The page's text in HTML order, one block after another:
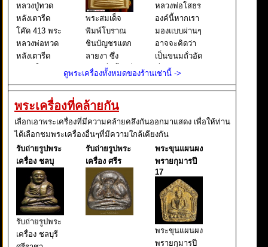
หลวงปู่ทวด
หลังเตารีด
โค๊ด 413 พระ
หลวงพ่อทวด
หลังเตารีด
ธรรมดา ปี
๒๕๐๕ นับเป็น
พระยอดนิยม
อีกรุ่นหนึ่งใน
ตระกูล พระ
หลวงพ่อทวด
พระสมเด็จ
พิมพ์โบราณ
ชินบัญชรแตก
ลายงา ซึ่ง
เขียนชื่อนี้ไว้ที่
พระ และยังมี
เขียนต่อไปอีก
ว่า ผงเก่าสม
เด็จพุฒาจารย์
โต พรหมรังสี
มหาเถราจาร
ย์ แห่งกร
หลวงพ่อโสธร
องค์นี้หากเรา
มองแบบผ่านๆ
อาจจะคิดว่า
เป็นขนมถั่วอัด
ที่เราเคยกิน
แล้วนั่นคือ
โสธร พิมพ์
หลังคา
กระเบื้องโบสถ์
ซึ่งหากเราใช้ว
ดูพระเครื่องทั้งหมดของร้านเช่านี้ ->
พระเครื่องที่คล้ายกัน
เลือกเอาพระเครื่องที่มีความคล้ายคลึงกันออกมาแสดง เพื่อให้ท่าน
ได้เลือกชมพระเครื่องอื่นๆที่มีความใกล้เคียงกัน
รับถ่ายรูปพระ
เครื่อง ชลบุ
รับถ่ายรูปพระ
เครื่อง ชลบุรี
รับถ่ายรูปพระ
เครื่อง ศรีร
พระขุนแผนผง
พรายกุมารปี
17
พระขุนแผนผง
พรายกุมารปี